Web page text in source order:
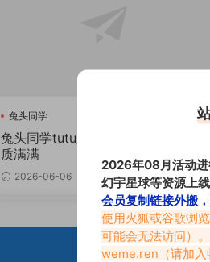
兔头同学
兔头同学tutu露脸照片，丰腴身材气
质满满
2026-06-06
2026年08月活动进
幻宇星球等资源上
会员复制链接外搬
使用火狐或谷歌浏
可能会无法访问）
weme.ren （请加